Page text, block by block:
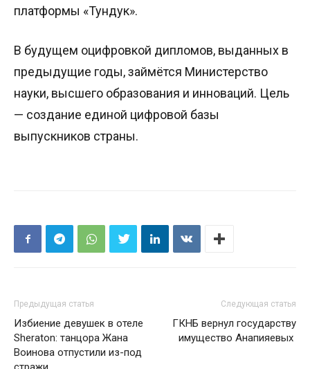
платформы «Тундук».
В будущем оцифровкой дипломов, выданных в
предыдущие годы, займётся Министерство
науки, высшего образования и инноваций. Цель
— создание единой цифровой базы
выпускников страны.
Предыдущая статья
Избиение девушек в отеле
Sheraton: танцора Жана
Воинова отпустили из-под
Следующая статья
ГКНБ вернул государству
имущество Анапияевых